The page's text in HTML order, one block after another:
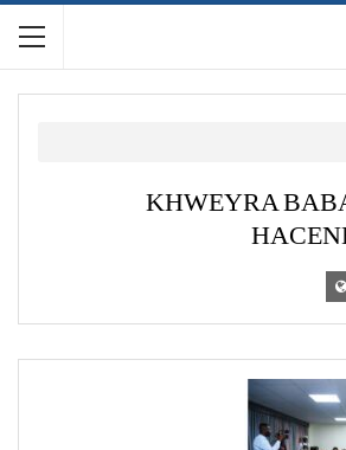
KHWEYRA